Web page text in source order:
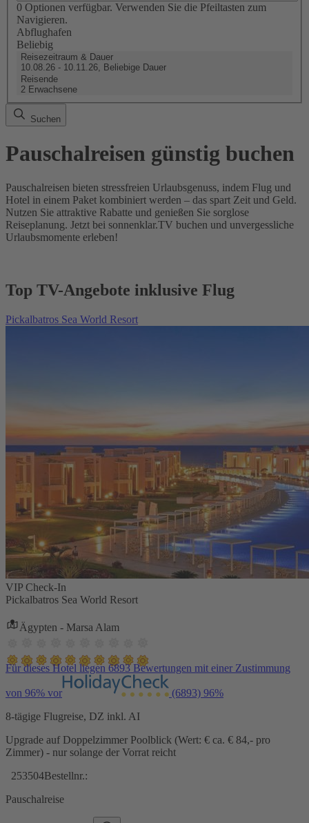
0 Optionen verfügbar. Verwenden Sie die Pfeiltasten zum
Navigieren.
Abflughafen
Beliebig
Reisezeitraum & Dauer
10.08.26 - 10.11.26, Beliebige Dauer
Reisende
2 Erwachsene
Suchen
Pauschalreisen günstig buchen
Pauschalreisen bieten stressfreien Urlaubsgenuss, indem Flug und
Hotel in einem Paket kombiniert werden – das spart Zeit und Geld.
Nutzen Sie attraktive Rabatte und genießen Sie sorglose
Reiseplanung. Jetzt bei sonnenklar.TV buchen und unvergessliche
Urlaubsmomente erleben!
Top TV-Angebote inklusive Flug
Pickalbatros Sea World Resort
VIP Check-In
Pickalbatros Sea World Resort
Ägypten - Marsa Alam
Für dieses Hotel liegen 6893 Bewertungen mit einer Zustimmung
von 96% vor (6893) 96%
8-tägige Flugreise, DZ inkl. AI
Upgrade auf Doppelzimmer Poolblick (Wert: € ca. € 84,- pro
Zimmer) - nur solange der Vorrat reicht
253504Bestellnr.:
Pauschalreise